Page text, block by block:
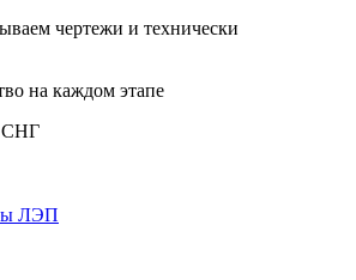
чертежи и технически
на каждом этапе
СНГ
ЛЭП